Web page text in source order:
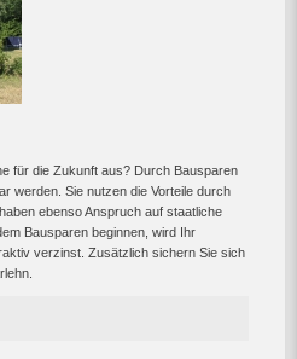
für die Zukunft aus? Durch Bausparen
werden. Sie nutzen die Vorteile durch
ebenso Anspruch auf staatliche
Bausparen beginnen, wird Ihr
verzinst. Zusätzlich sichern Sie sich